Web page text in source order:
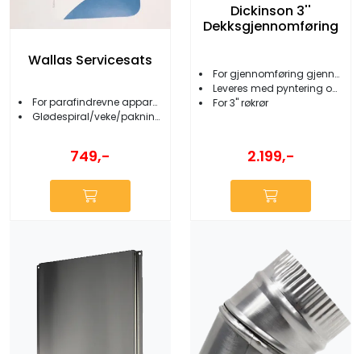
Wallas Servicesats
For parafindrevne apparater
Glødespiral/veke/pakninger
749,-
Dickinson 3''
Dekksgjennomføring
For gjennomføring gjennom dekk/tak
Leveres med pyntering og pakning
For 3'' røkrør
2.199,-